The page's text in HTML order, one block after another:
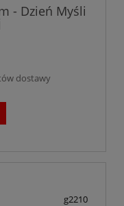
- Dzień Myśli
dostawy
g2210